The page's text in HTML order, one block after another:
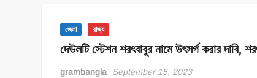
জেলা রাজ্য
দেউলটি স্টেশন শরৎবাবুর নামে উৎসর্গ করার দাবি,
grambangla September 15, 2023